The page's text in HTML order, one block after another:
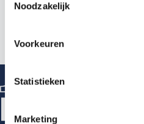
e
m
Noodzakelijk
Voorkeuren
Statistieken
Marketing